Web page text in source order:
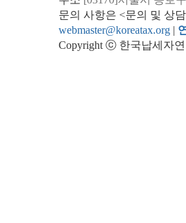
문의 사항은 <문의 및 상
webmaster@koreatax.org |
Copyright ⓒ 한국납세자연